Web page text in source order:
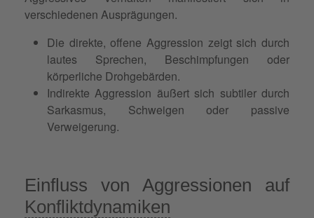
verschiedenen Ausprägungen.
Die direkte, offene Aggression zeigt sich durch
lautes Sprechen, Beschimpfungen oder
körperliche Drohgebärden.
Indirekte Aggression äußert sich subtiler durch
Sarkasmus, Schweigen oder passive
Verweigerung.
Einfluss von Aggressionen auf
Konfliktdynamiken